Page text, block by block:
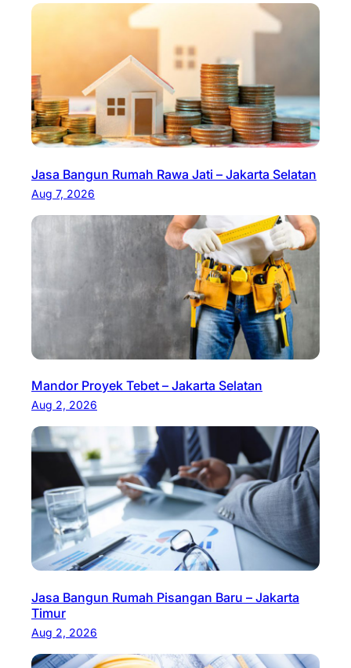
Jasa Bangun Rumah Rawa Jati – Jakarta Selatan
Aug 7, 2026
Mandor Proyek Tebet – Jakarta Selatan
Aug 2, 2026
Jasa Bangun Rumah Pisangan Baru – Jakarta
Timur
Aug 2, 2026